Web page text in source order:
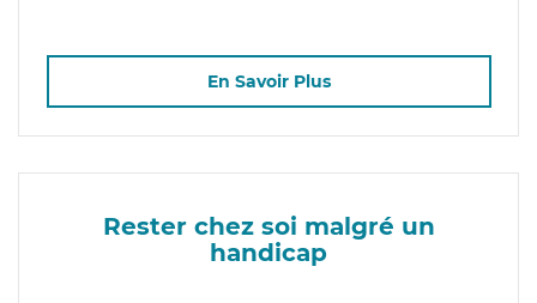
En Savoir Plus
Rester chez soi malgré un
handicap